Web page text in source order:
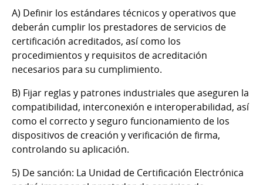
A) Definir los estándares técnicos y operativos que
deberán cumplir los prestadores de servicios de
certificación acreditados, así como los
procedimientos y requisitos de acreditación
necesarios para su cumplimiento.
B) Fijar reglas y patrones industriales que aseguren la
compatibilidad, interconexión e interoperabilidad, así
como el correcto y seguro funcionamiento de los
dispositivos de creación y verificación de firma,
controlando su aplicación.
5) De sanción: La Unidad de Certificación Electrónica